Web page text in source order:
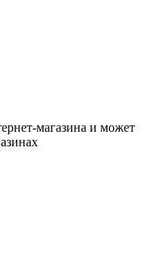
магазина и может